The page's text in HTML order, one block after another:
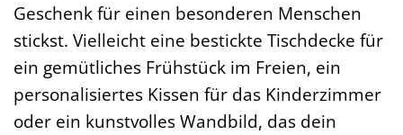
Geschenk für einen besonderen Menschen
stickst. Vielleicht eine bestickte Tischdecke für
ein gemütliches Frühstück im Freien, ein
personalisiertes Kissen für das Kinderzimmer
oder ein kunstvolles Wandbild, das dein